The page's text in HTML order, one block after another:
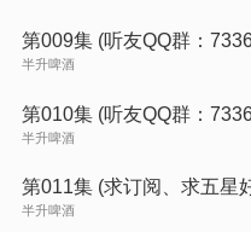
第009集 (听友QQ群：
半升啤酒
第010集 (听友QQ群：
半升啤酒
第011集 (求订阅、求五星
半升啤酒